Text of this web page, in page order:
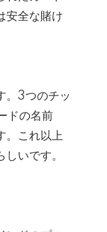
安全な賭け
。3つのチッ
ドの名前
。これ以上
いです。